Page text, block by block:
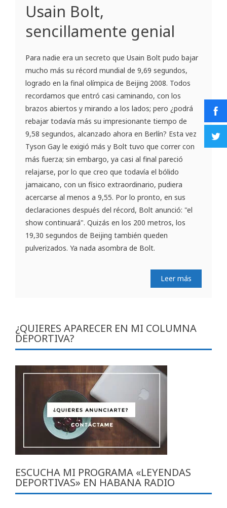
Usain Bolt,
sencillamente genial
Para nadie era un secreto que Usain Bolt pudo bajar
mucho más su récord mundial de 9,69 segundos,
logrado en la final olímpica de Beijing 2008. Todos
recordamos que entró casi caminando, con los
brazos abiertos y mirando a los lados; pero ¿podrá
rebajar todavía más su impresionante tiempo de
9,58 segundos, alcanzado ahora en Berlín? Esta vez
Tyson Gay le exigió más y Bolt tuvo que correr con
más fuerza; sin embargo, ya casi al final pareció
relajarse, por lo que creo que todavía el bólido
jamaicano, con un físico extraordinario, pudiera
acercarse al menos a 9,55. Por lo pronto, en sus
declaraciones después del récord, Bolt anunció: "el
show continuará". Quizás en los 200 metros, los
19,30 segundos de Beijing también queden
pulverizados. Ya nada asombra de Bolt.
Leer más
¿QUIERES APARECER EN MI COLUMNA
DEPORTIVA?
ESCUCHA MI PROGRAMA «LEYENDAS
DEPORTIVAS» EN HABANA RADIO